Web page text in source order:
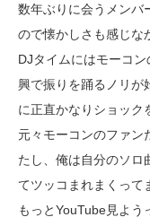
数年ぶりに会うメンバ
ので懐かしさも感じな
DJタイムにはモーコ
興で振りを踊るノリが
に正直かなりショック
元々モーコンのファン
たし、俺は自分のソロ
てツッコまれまくって
もっとYouTube見よう